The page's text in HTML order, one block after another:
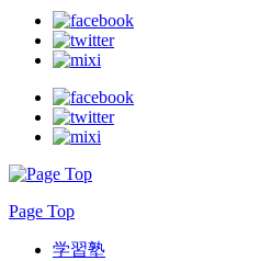
Page Top
学習塾